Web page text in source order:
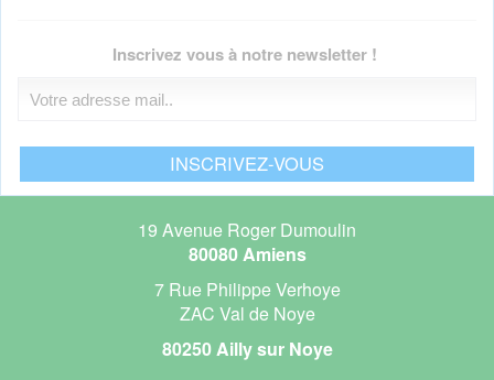
Inscrivez vous à notre newsletter !
19 Avenue Roger Dumoulin
80080 Amiens
7 Rue Philippe Verhoye
ZAC Val de Noye
80250 Ailly sur Noye